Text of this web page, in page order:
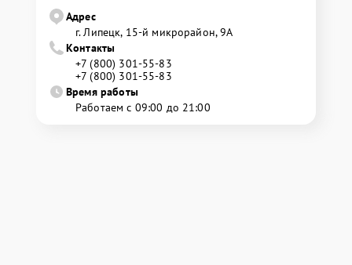
Адрес
г. Липецк, 15-й микрорайон, 9А
Контакты
+7 (800) 301-55-83
+7 (800) 301-55-83
Время работы
Работаем с 09:00 до 21:00